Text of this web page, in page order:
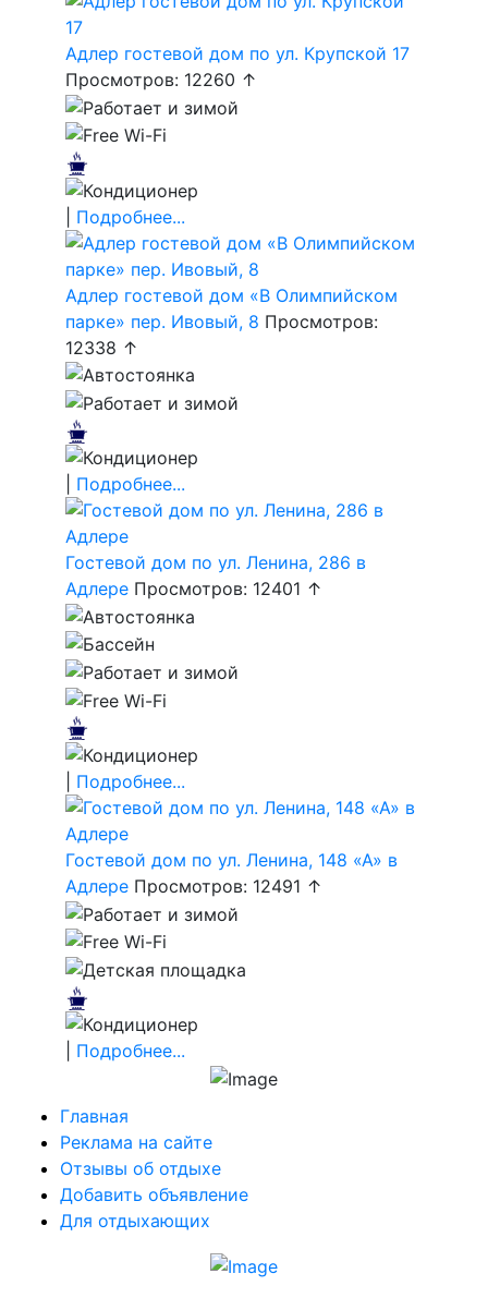
Адлер гостевой дом по ул. Крупской 17
Просмотров: 12260 ↑
Подробнее...
Адлер гостевой дом «В Олимпийском
парке» пер. Ивовый, 8 Просмотров:
12338 ↑
Подробнее...
Гостевой дом по ул. Ленина, 286 в
Адлере Просмотров: 12401 ↑
Подробнее...
Гостевой дом по ул. Ленина, 148 «А» в
Адлере Просмотров: 12491 ↑
Подробнее...
Главная
Реклама на сайте
Отзывы об отдыхе
Добавить объявление
Для отдыхающих